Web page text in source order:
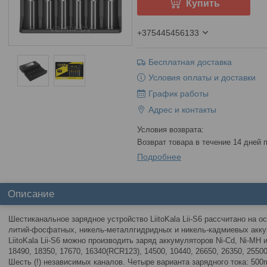
Купить
+375445456133
Бесплатная доставка
Условия оплаты и доставки
График работы
Адрес и контакты
возврат товара в течение 14 дней
Подробнее
Описание
Шестиканальное зарядное устройство LiitoKala Lii-S6 рассчитано на
литий-фосфатных, никель-металлгидридных и никель-кадмиевых
LiitoKala Lii-S6 можно производить заряд аккумуляторов Ni-Cd, Ni-
18490, 18350, 17670, 16340(RCR123), 14500, 10440, 26650, 26350,
Шесть (!) независимых каналов. Четыре варианта зарядного тока: